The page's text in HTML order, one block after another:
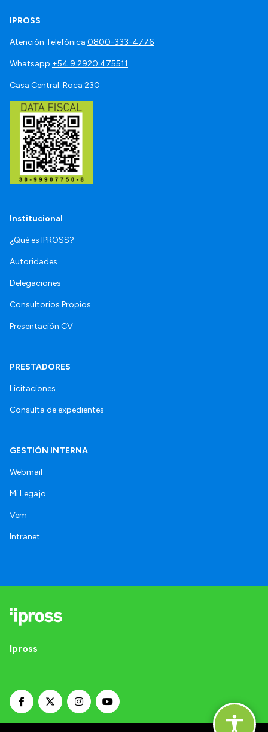
IPROSS
Atención Telefónica 0800-333-4776
Whatsapp +54 9 2920 475511
Casa Central: Roca 230
Institucional
¿Qué es IPROSS?
Autoridades
Delegaciones
Consultorios Propios
Presentación CV
PRESTADORES
Licitaciones
Consulta de expedientes
GESTIÓN INTERNA
Webmail
Mi Legajo
Vem
Intranet
Ipross